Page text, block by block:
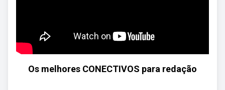
Os melhores CONECTIVOS para redação